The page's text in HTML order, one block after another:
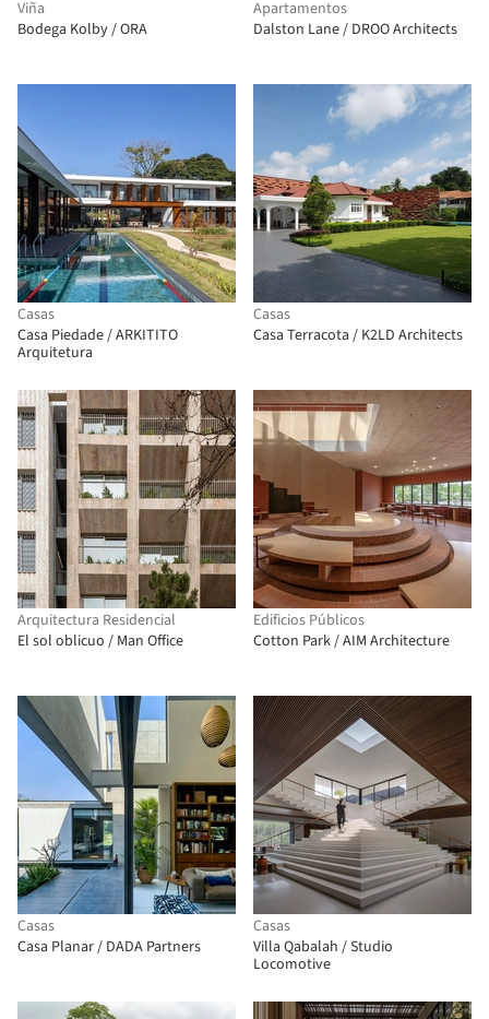
Viña
Bodega Kolby / ORA
Apartamentos
Dalston Lane / DROO Architects
Casas
Casa Piedade / ARKITITO
Arquitetura
Casas
Casa Terracota / K2LD Architects
Arquitectura Residencial
El sol oblicuo / Man Office
Edificios Públicos
Cotton Park / AIM Architecture
Casas
Casa Planar / DADA Partners
Casas
Villa Qabalah / Studio
Locomotive